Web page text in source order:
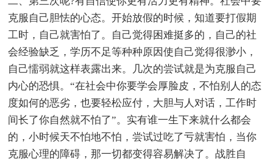
克服自己胆怯的心态。开始放假的时候，知道要打假期
工时，自己就害怕了。自己觉得困难挺多的，自己的社
会经验缺乏，学历不足等种种原因使自己觉得很渺小，
自己懦弱就这样表露出来。几次的尝试就是为克服自己
内心的恐惧。“在社会中你要学会厚脸皮，不怕别人的态
度如何的恶劣，也要轻松应付，大胆与人对话，工作时
间长了你自然就不怕了”。实有谁一生下来就什么都会
的，小时候天不怕地不怕，尝试过吃了亏就害怕，当你
克服心理的障碍，那一切都变得容易解决了。战胜自